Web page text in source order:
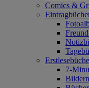
Comics &
7-